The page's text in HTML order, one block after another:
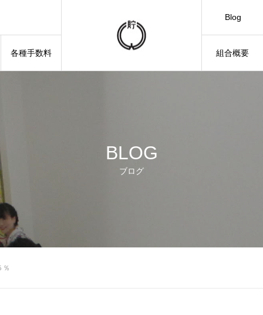
各種手数料 組合概要
Blog
BLOG
ブログ
％